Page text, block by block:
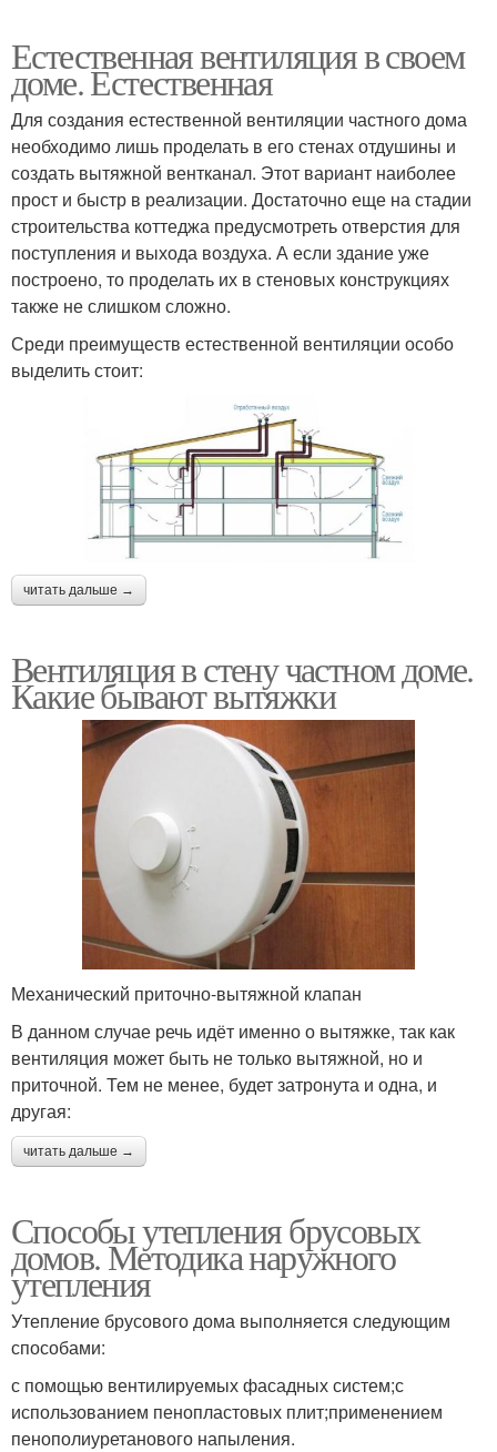
Естественная вентиляция в своем
доме. Естественная
Для создания естественной вентиляции частного дома
необходимо лишь проделать в его стенах отдушины и
создать вытяжной вентканал. Этот вариант наиболее
прост и быстр в реализации. Достаточно еще на стадии
строительства коттеджа предусмотреть отверстия для
поступления и выхода воздуха. А если здание уже
построено, то проделать их в стеновых конструкциях
также не слишком сложно.
Среди преимуществ естественной вентиляции особо
выделить стоит:
читать дальше →
Вентиляция в стену частном доме.
Какие бывают вытяжки
Механический приточно-вытяжной клапан
В данном случае речь идёт именно о вытяжке, так как
вентиляция может быть не только вытяжной, но и
приточной. Тем не менее, будет затронута и одна, и
другая:
читать дальше →
Способы утепления брусовых
домов. Методика наружного
утепления
Утепление брусового дома выполняется следующим
способами:
с помощью вентилируемых фасадных систем;с
использованием пенопластовых плит;применением
пенополиуретанового напыления.